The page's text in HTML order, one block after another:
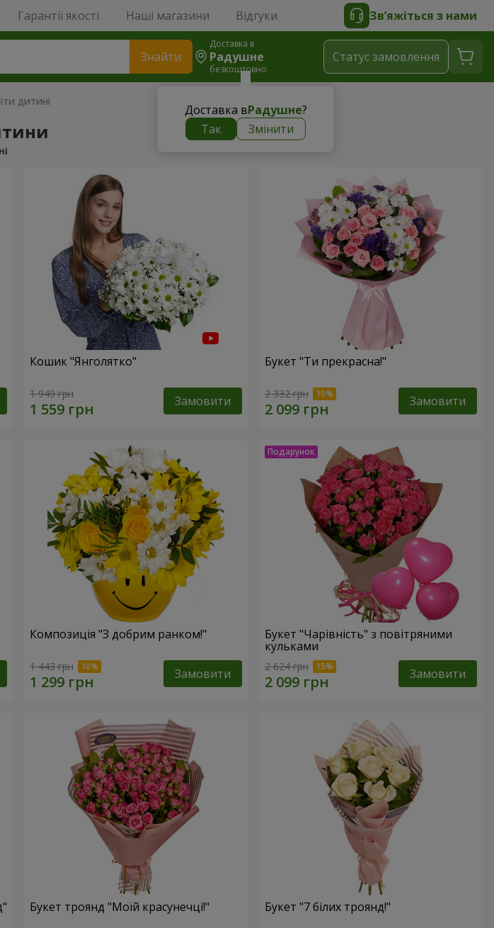
Гарантії якості Наші магазини Відгуки Зв’яжіться з нами
Знайти
Доставка в
Радушне
безкоштовно
Доставка вРадушне?
Так
Змінити
Статус замовлення
дитині
Кошик "Янголятко"
1 949 грн Замовити
Букет "Ти прекрасна!"
2 332 грн Замовити
Композиція "З добрим ранком!"
1 443 грн Замовити
Букет "Чарівність" з повітряними
кульками
2 624 грн Замовити
Букет троянд "Моїй красунечці!" Букет "7 білих троянд!"